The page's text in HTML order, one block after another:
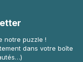
notre puzzle !
dans votre boîte